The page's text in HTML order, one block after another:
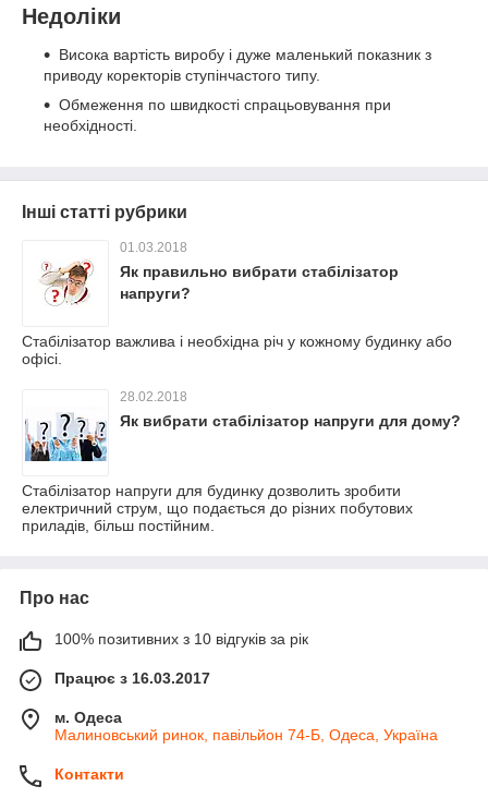
Недоліки
Висока вартість виробу і дуже маленький показник з
приводу коректорів ступінчастого типу.
Обмеження по швидкості спрацьовування при
необхідності.
Інші статті рубрики
01.03.2018
Як правильно вибрати стабілізатор
напруги?
Стабілізатор важлива і необхідна річ у кожному будинку або
офісі.
28.02.2018
Як вибрати стабілізатор напруги для дому?
Стабілізатор напруги для будинку дозволить зробити
електричний струм, що подається до різних побутових
приладів, більш постійним.
Про нас
100% позитивних з 10 відгуків за рік
Працює з 16.03.2017
м. Одеса
Малиновський ринок, павільйон 74-Б, Одеса, Україна
Контакти